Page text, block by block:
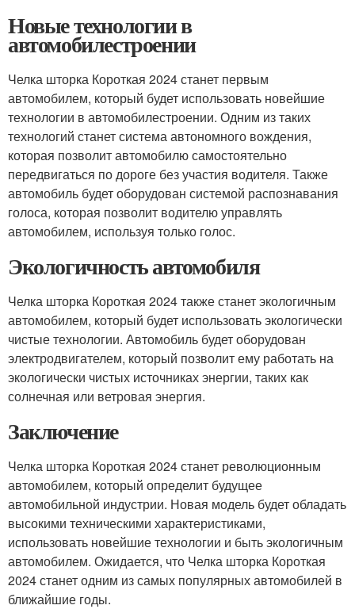
Новые технологии в
автомобилестроении
Челка шторка Короткая 2024 станет первым
автомобилем, который будет использовать новейшие
технологии в автомобилестроении. Одним из таких
технологий станет система автономного вождения,
которая позволит автомобилю самостоятельно
передвигаться по дороге без участия водителя. Также
автомобиль будет оборудован системой распознавания
голоса, которая позволит водителю управлять
автомобилем, используя только голос.
Экологичность автомобиля
Челка шторка Короткая 2024 также станет экологичным
автомобилем, который будет использовать экологически
чистые технологии. Автомобиль будет оборудован
электродвигателем, который позволит ему работать на
экологически чистых источниках энергии, таких как
солнечная или ветровая энергия.
Заключение
Челка шторка Короткая 2024 станет революционным
автомобилем, который определит будущее
автомобильной индустрии. Новая модель будет обладать
высокими техническими характеристиками,
использовать новейшие технологии и быть экологичным
автомобилем. Ожидается, что Челка шторка Короткая
2024 станет одним из самых популярных автомобилей в
ближайшие годы.